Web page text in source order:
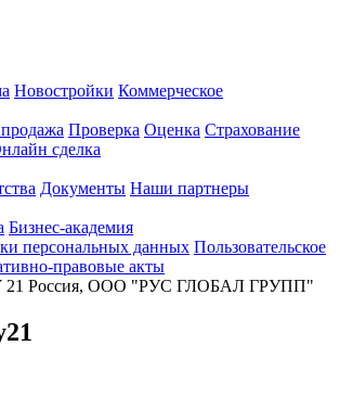
Новостройки Коммерческое
Проверка Оценка Страхование
сделка
Документы Наши партнеры
Бизнес-академия
персональных данных Пользовательское
правовые акты
21 Россия, ООО "РУС ГЛОБАЛ ГРУПП"